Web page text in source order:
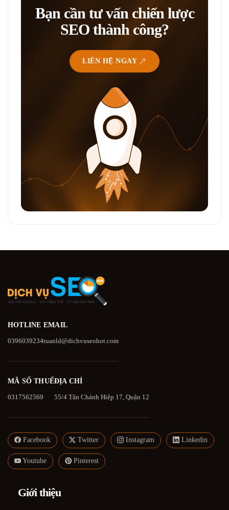
Bạn cần tư vấn chiến lược
SEO thành công?
LIÊN HỆ NGAY
HOTLINE
0396039234
EMAIL
tuanld@dichvuseohot.com
MÃ SỐ THUẾ
0317562569
ĐỊA CHỈ
55/4 Tân Chánh Hiệp 17, Quận 12
Facebook Twitter Instagram Linkedin
Youtube Pinterest
Giới thiệu